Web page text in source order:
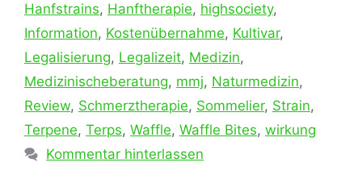
Hanfstrains, Hanftherapie, highsociety,
Information, Kostenübernahme, Kultivar,
Legalisierung, Legalizeit, Medizin,
Medizinischeberatung, mmj, Naturmedizin,
Review, Schmerztherapie, Sommelier, Strain,
Terpene, Terps, Waffle, Waffle Bites, wirkung
Kommentar hinterlassen